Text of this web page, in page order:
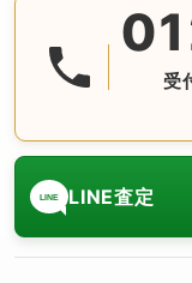
受
無料の電話査定
LINE LINE査定